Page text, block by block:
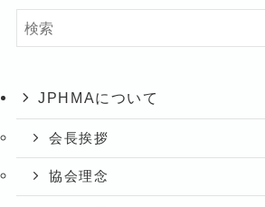
JPHMAについて
会長挨拶
協会理念